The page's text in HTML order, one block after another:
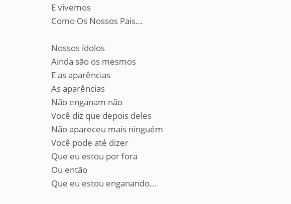
E vivemos
Como Os Nossos Pais...
Nossos ídolos
Ainda são os mesmos
E as aparências
As aparências
Não enganam não
Você diz que depois deles
Não apareceu mais ninguém
Você pode até dizer
Que eu estou por fora
Ou então
Que eu estou enganando...